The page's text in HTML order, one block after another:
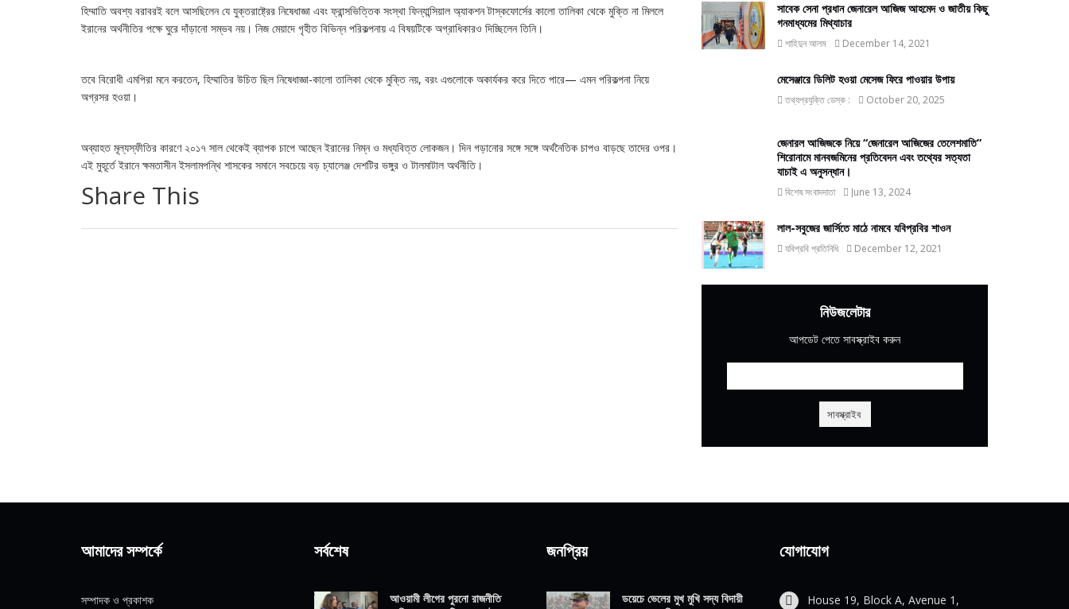
হিম্মাতি অবশ্য বরাবরই বলে আসছিলেন যে যুক্তরাষ্ট্রের নিষেধাজ্ঞা এবং ফ্রান্সভিত্তিক সংস্থা ফিন্যান্সিয়াল অ্যাকশন টাস্কফোর্সের কালো তালিকা থেকে মুক্তি না মিললে
ইরানের অর্থনীতির পক্ষে ঘুরে দাঁড়ানো সম্ভব নয়। নিজ মেয়াদে গৃহীত বিভিন্ন পরিকল্পনায় এ বিষয়টিকে অগ্রাধিকারও দিচ্ছিলেন তিনি।
তবে বিরোধী এমপিরা মনে করতেন, হিম্মাতির উচিত ছিল নিষেধাজ্ঞা-কালো তালিকা থেকে মুক্তি নয়, বরং এগুলোকে অকার্যকর করে দিতে পারে— এমন পরিকল্পনা নিয়ে
অগ্রসর হওয়া।
অব্যাহত মূল্যস্ফীতির কারণে ২০১৭ সাল থেকেই ব্যাপক চাপে আছেন ইরানের নিম্ন ও মধ্যবিত্ত লোকজন। দিন গড়ানোর সঙ্গে সঙ্গে অর্থনৈতিক চাপও বাড়ছে তাদের ওপর।
এই মুহূর্তে ইরানে ক্ষমতাসীন ইসলামপন্থি শাসকের সমানে সবচেয়ে বড় চ্যালেঞ্জ দেশটির ভঙ্গুর ও টালমাটাল অর্থনীতি।
Share This
সাবেক সেনা প্রধান জেনারেল আজিজ আহমেদ ও জাতীয় কিছু
গনমাধ্যমের মিথ্যাচার
শাহিদুন আলম December 14, 2021
মেসেঞ্জারে ডিলিট হওয়া মেসেজ ফিরে পাওয়ার উপায়
তথ্যপ্রযুক্তি ডেস্ক : October 20, 2025
জেনারল আজিজকে নিয়ে “জেনারেল আজিজের তেলেশমাতি”
শিরোনামে মানবজমিনের প্রতিবেদন এবং তথ্যের সত্যতা
যাচাই এ অনুসন্ধান।
বিশেষ সংবাদদাতা June 13, 2024
লাল-সবুজের জার্সিতে মাঠে নামবে যবিপ্রবির শাওন
যবিপ্রবি প্রতিনিধি December 12, 2021
নিউজলেটার
আপডেট পেতে সাবস্ক্রাইব করুন
আমাদের সম্পর্কে
সম্পাদক ও প্রকাশক
সর্বশেষ
আওয়ামী লীগের পুরনো রাজনীতি
জনপ্রিয়
ডয়েচে ভেলের মুখ মুখি সদ্য বিদায়ী
যোগাযোগ
House 19, Block A, Avenue 1,